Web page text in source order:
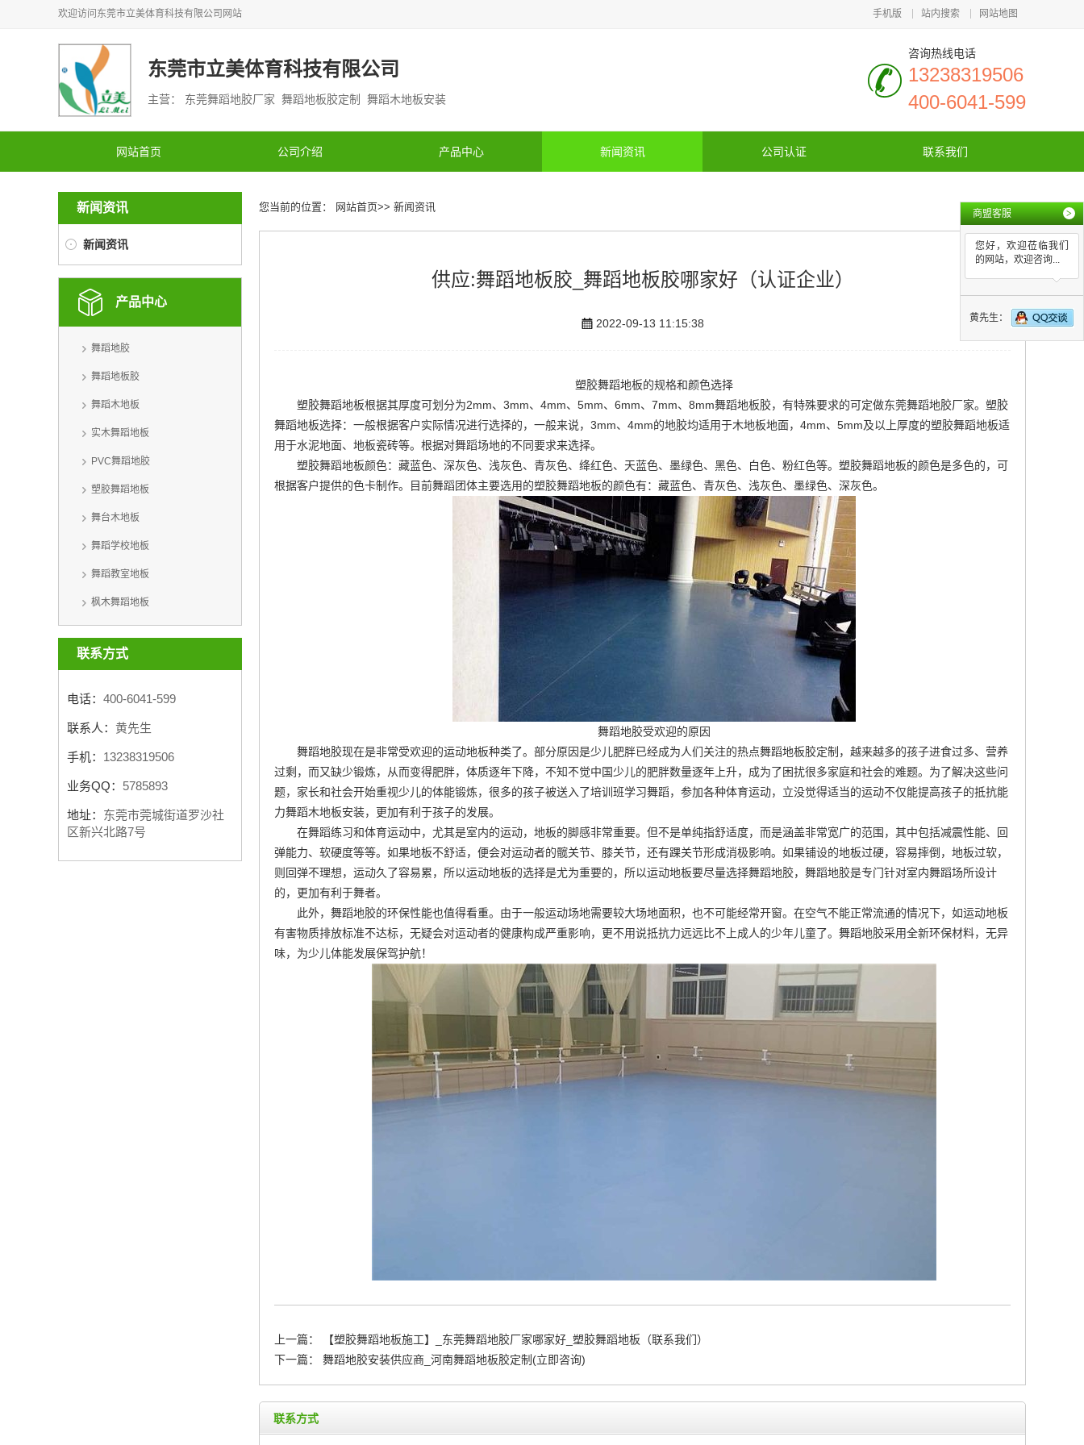
欢迎访问 东莞市立美体育科技有限公司 网站 手机版 站内搜索 网站地图
东莞市立美体育科技有限公司
主营： 东莞舞蹈地胶厂家 舞蹈地板胶定制 舞蹈木地板安装
咨询热线电话
13238319506
400-6041-599
网站首页 公司介绍 产品中心 新闻资讯 公司认证 联系我们
新闻资讯
新闻资讯
产品中心
舞蹈地胶
舞蹈地板胶
舞蹈木地板
实木舞蹈地板
PVC舞蹈地胶
塑胶舞蹈地板
舞台木地板
舞蹈学校地板
舞蹈教室地板
枫木舞蹈地板
联系方式
电话： 400-6041-599
联系人： 黄先生
手机： 13238319506
业务QQ： 5785893
地址： 东莞市莞城街道罗沙社
区新兴北路7号
您当前的位置： 网站首页>> 新闻资讯
供应:舞蹈地板胶_舞蹈地板胶哪家好（认证企业）
2022-09-13 11:15:38
塑胶舞蹈地板的规格和颜色选择
塑胶舞蹈地板根据其厚度可划分为2mm、3mm、4mm、5mm、6mm、7mm、8mm舞蹈地板胶，有特殊要求的可定做东莞舞蹈地胶厂家。塑胶
舞蹈地板选择：一般根据客户实际情况进行选择的，一般来说，3mm、4mm的地胶均适用于木地板地面，4mm、5mm及以上厚度的塑胶舞蹈地板适
用于水泥地面、地板瓷砖等。根据对舞蹈场地的不同要求来选择。
塑胶舞蹈地板颜色：藏蓝色、深灰色、浅灰色、青灰色、绛红色、天蓝色、墨绿色、黑色、白色、粉红色等。塑胶舞蹈地板的颜色是多色的，可
根据客户提供的色卡制作。目前舞蹈团体主要选用的塑胶舞蹈地板的颜色有：藏蓝色、青灰色、浅灰色、墨绿色、深灰色。
舞蹈地胶受欢迎的原因
舞蹈地胶现在是非常受欢迎的运动地板种类了。部分原因是少儿肥胖已经成为人们关注的热点舞蹈地板胶定制 ，越来越多的孩子进食过多、营养
过剩，而又缺少锻炼，从而变得肥胖，体质逐年下降，不知不觉中国少儿的肥胖数量逐年上升，成为了困扰很多家庭和社会的难题。为了解决这些问
题，家长和社会开始重视少儿的体能锻炼，很多的孩子被送入了培训班学习舞蹈，参加各种体育运动，立没觉得适当的运动不仅能提高孩子的抵抗能
力舞蹈木地板安装，更加有利于孩子的发展。
在舞蹈练习和体育运动中，尤其是室内的运动，地板的脚感非常重要。但不是单纯指舒适度，而是涵盖非常宽广的范围，其中包括减震性能、回
弹能力、软硬度等等。如果地板不舒适，便会对运动者的髋关节、膝关节，还有踝关节形成消极影响。如果铺设的地板过硬，容易摔倒，地板过软，
则回弹不理想，运动久了容易累，所以运动地板的选择是尤为重要的，所以运动地板要尽量选择舞蹈地胶，舞蹈地胶是专门针对室内舞蹈场所设计
的，更加有利于舞者。
此外，舞蹈地胶的环保性能也值得看重。由于一般运动场地需要较大场地面积，也不可能经常开窗。在空气不能正常流通的情况下，如运动地板
有害物质排放标准不达标，无疑会对运动者的健康构成严重影响，更不用说抵抗力远远比不上成人的少年儿童了。舞蹈地胶采用全新环保材料，无异
味，为少儿体能发展保驾护航！
上一篇：
【塑胶舞蹈地板施工】_东莞舞蹈地胶厂家哪家好_塑胶舞蹈地板（联系我们）
下一篇：
舞蹈地胶安装供应商_河南舞蹈地板胶定制(立即咨询)
联系方式
商盟客服 >
您好，欢迎莅临我们
的网站，欢迎咨询...
黄先生：